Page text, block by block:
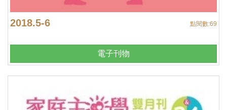
2018.5-6 點閱數:69
電子刊物